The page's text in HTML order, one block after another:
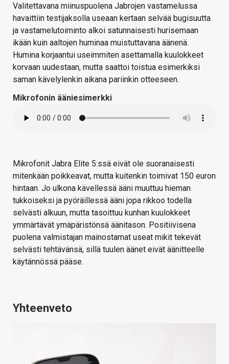
Valitettavana miinuspuolena Jabrojen vastamelussa
havaittiin testijaksolla useaan kertaan selvää bugisuutta
ja vastamelutoiminto alkoi satunnaisesti hurisemaan
ikään kuin aaltojen huminaa muistuttavana äänenä.
Humina korjaantui useimmiten asettamalla kuulokkeet
korvaan uudestaan, mutta saattoi toistua esimerkiksi
saman kävelylenkin aikana pariinkin otteeseen.
Mikrofonin ääniesimerkki
Mikrofonit Jabra Elite 5:ssä eivät ole suoranaisesti
mitenkään poikkeavat, mutta kuitenkin toimivat 150 euron
hintaan. Jo ulkona kävellessä ääni muuttuu hieman
tukkoiseksi ja pyöräillessä ääni jopa rikkoo todella
selvästi alkuun, mutta tasoittuu kunhan kuulokkeet
ymmärtävät ymäpäristönsä äänitason. Positiivisena
puolena valmistajan mainostamat useat mikit tekevät
selvästi tehtävänsä, sillä tuulen äänet eivät äänitteelle
käytännössä pääse.
Yhteenveto